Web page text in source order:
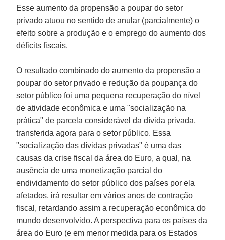
Esse aumento da propensão a poupar do setor
privado atuou no sentido de anular (parcialmente) o
efeito sobre a produção e o emprego do aumento dos
déficits fiscais.
O resultado combinado do aumento da propensão a
poupar do setor privado e redução da poupança do
setor público foi uma pequena recuperação do nível
de atividade econômica e uma "socialização na
prática" de parcela considerável da dívida privada,
transferida agora para o setor público. Essa
"socialização das dívidas privadas" é uma das
causas da crise fiscal da área do Euro, a qual, na
ausência de uma monetização parcial do
endividamento do setor público dos países por ela
afetados, irá resultar em vários anos de contração
fiscal, retardando assim a recuperação econômica do
mundo desenvolvido. A perspectiva para os países da
área do Euro (e em menor medida para os Estados